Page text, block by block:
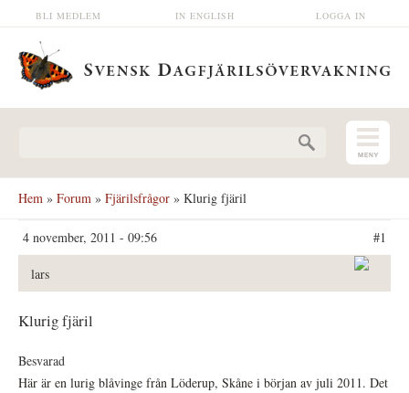
Hoppa till huvudinnehåll LOGGA IN
IN ENGLISH
BLI MEDLEM
Hem » Forum » Fjärilsfrågor » Klurig fjäril
4 november, 2011 - 09:56 #1
lars
Klurig fjäril
Besvarad
Här är en lurig blåvinge från Löderup, Skåne i början av juli 2011. Det